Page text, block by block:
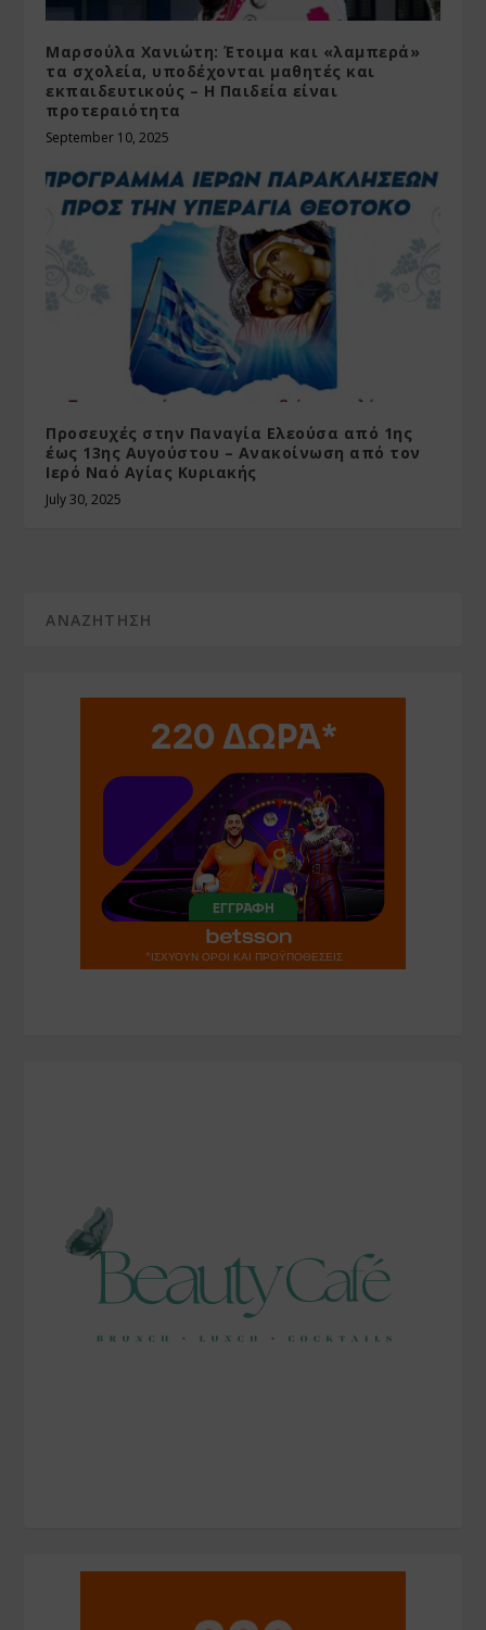
Μαρσούλα Χανιώτη: Έτοιμα και «λαμπερά»
τα σχολεία, υποδέχονται μαθητές και
εκπαιδευτικούς – Η Παιδεία είναι
προτεραιότητα
September 10, 2025
Προσευχές στην Παναγία Ελεούσα από 1ης
έως 13ης Αυγούστου – Ανακοίνωση από τον
Ιερό Ναό Αγίας Κυριακής
July 30, 2025